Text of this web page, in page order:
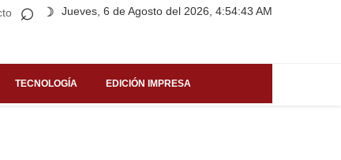
Jueves, 6 de Agosto del 2026, 4:54:43 AM
⌕ ☽
TECNOLOGÍA EDICIÓN IMPRESA